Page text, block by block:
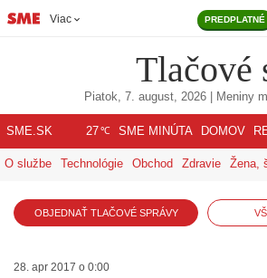
Viac PREDPLATNÉ
Tlačové
Piatok, 7. august, 2026 | Meniny
SME.SK 27℃ SME MINÚTA DOMOV
O službe Technológie Obchod Zdravie Žena,
OBJEDNAŤ TLAČOVÉ SPRÁVY
28. apr 2017 o 0:00